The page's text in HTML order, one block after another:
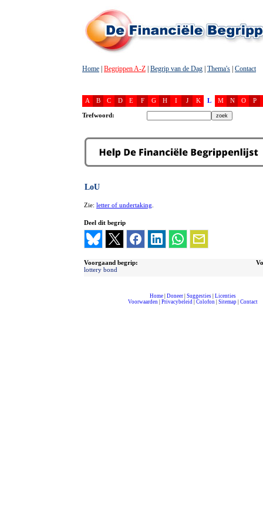
Home Begrippen A-Z Begrip van de Dag Thema's Contact
A B C D E F G H I J K L M N O P
Trefwoord:
LoU
Zie: letter of undertaking
Deel dit begrip
Voorgaand begrip:
lottery bond
Home| Doneer| Suggesties| Licenties
Voorwaarden| Privacybeleid| Colofon| Sitemap| Contact